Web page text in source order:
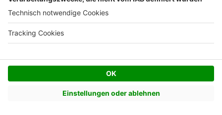
© AVIV Germany GmbH - 2026
Facebook
Twitter